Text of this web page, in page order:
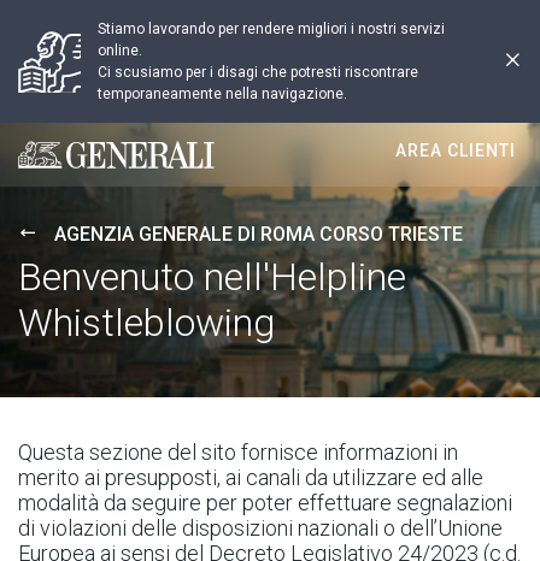
Stiamo lavorando per rendere migliori i nostri servizi
online.
Ci scusiamo per i disagi che potresti riscontrare
temporaneamente nella navigazione.
Generali logo
AREA CLIENTI
AGENZIA GENERALE DI ROMA CORSO TRIESTE
Benvenuto nell'Helpline
Whistleblowing
Questa sezione del sito fornisce informazioni in
merito ai presupposti, ai canali da utilizzare ed alle
modalità da seguire per poter effettuare segnalazioni
di violazioni delle disposizioni nazionali o dell’Unione
Europea ai sensi del Decreto Legislativo 24/2023 (c.d.